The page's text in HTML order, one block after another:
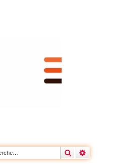
Rechercher